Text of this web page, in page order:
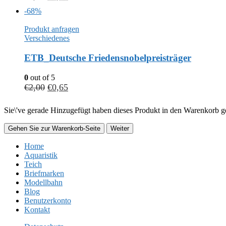
-68%
Produkt anfragen
Verschiedenes
ETB_Deutsche Friedensnobelpreisträger
0 out of 5
€2,00 €0,65
Sie\'ve gerade Hinzugefügt haben dieses Produkt in den Warenkorb
Gehen Sie zur Warenkorb-Seite Weiter
Home
Aquaristik
Teich
Briefmarken
Modellbahn
Blog
Benutzerkonto
Kontakt